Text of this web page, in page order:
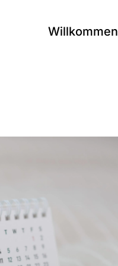
Willkommen